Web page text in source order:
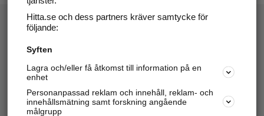
Hitta.se - Gratis nummerupplysning.
Sök företag, personer och platser.
Hitta telefonnummer, adresser, företagsinfo mm.
Hitta.se och dess partners kräver samtycke för
följande:
Syften
Lagra och/eller få åtkomst till information på en
enhet
Personanpassad reklam och innehåll, reklam- och
innehållsmätning samt forskning angående
målgrupp